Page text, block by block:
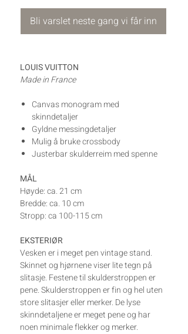
Bli varslet neste gang vi får inn
LOUIS VUITTON
Made in France
Canvas monogram med
skinndetaljer
Gyldne messingdetaljer
Mulig å bruke crossbody
Justerbar skulderreim med spenne
MÅL
Høyde: ca. 21 cm
Bredde: ca. 10 cm
Stropp: ca 100-115 cm
EKSTERIØR
Vesken er i meget pen vintage stand.
Skinnet og hjørnene viser lite tegn på
slitasje. Festene til skulderstroppen er
pene. Skulderstroppen er fin og hel uten
store slitasjer eller merker. De lyse
skinndetaljene er meget pene og har
noen minimale flekker og merker.